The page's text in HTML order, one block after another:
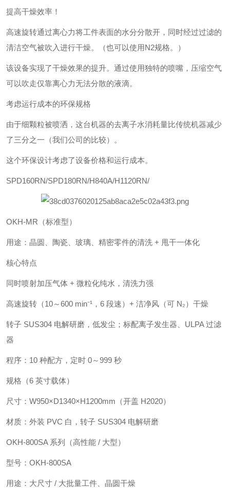
提高干燥效率！
高速旋转通过离心力将工件表面的水分分散开，同时经过过滤的
清洁空气被吹入进行干燥。（也可以使用N2规格。）
该设备实现了干燥效果的提升。通过使用独特的喷嘴，压缩空气
可以吹走仅靠离心力无法分散的液滴。
考虑运行成本的环保规格
由于细颗粒被喷洒，这台机器的去离子水消耗量比传统机器减少
了三分之一（我们公司的比较）。
这个环保设计考虑了设备价格和运行成本。
SPD160RN/SPD180RN/H840A/H1120RN/
OKH-MR（标准型）
用途：晶圆、陶瓷、玻璃、精密零件的清洗 + 甩干一体化
核心特点
同时喷射加压气体 + 微粒化纯水，清洗力强
高速旋转（10～600 min⁻¹，6 段速）+ 洁净风（可 N₂）干燥
转子 SUS304 电解研磨，低发尘；标配离子发生器、ULPA 过滤
器
程序：10 种配方，定时 0～999 秒
规格（6 英寸载体）
尺寸：W950×D1340×H1200mm（开盖 H2020）
材质：外装 PVC 白，转子 SUS304 电解研磨
OKH-800SA 系列（高性能 / 大型）
型号：OKH-800SA
用途：大尺寸 / 大批量工件、晶圆干燥